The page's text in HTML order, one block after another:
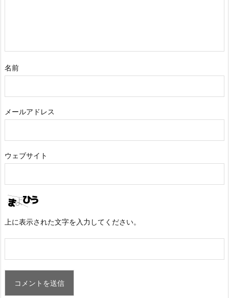
名前
メールアドレス
ウェブサイト
上に表示された文字を入力してください。